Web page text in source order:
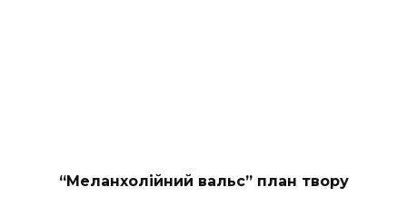
“Меланхолійний вальс” план твору